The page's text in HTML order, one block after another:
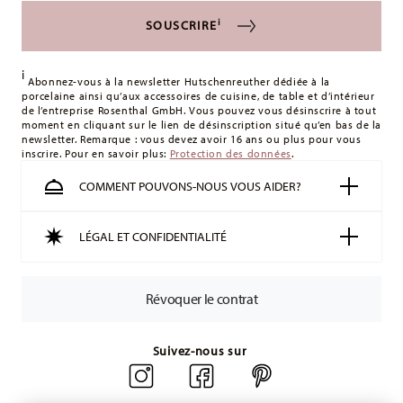
SOUSCRIREi
i Abonnez-vous à la newsletter Hutschenreuther dédiée à la
porcelaine ainsi qu’aux accessoires de cuisine, de table et d’intérieur
de l’entreprise Rosenthal GmbH. Vous pouvez vous désinscrire à tout
moment en cliquant sur le lien de désinscription situé qu’en bas de la
newsletter. Remarque : vous devez avoir 16 ans ou plus pour vous
inscrire. Pour en savoir plus: Protection des données.
COMMENT POUVONS-NOUS VOUS AIDER?
LÉGAL ET CONFIDENTIALITÉ
Révoquer le contrat
Suivez-nous sur